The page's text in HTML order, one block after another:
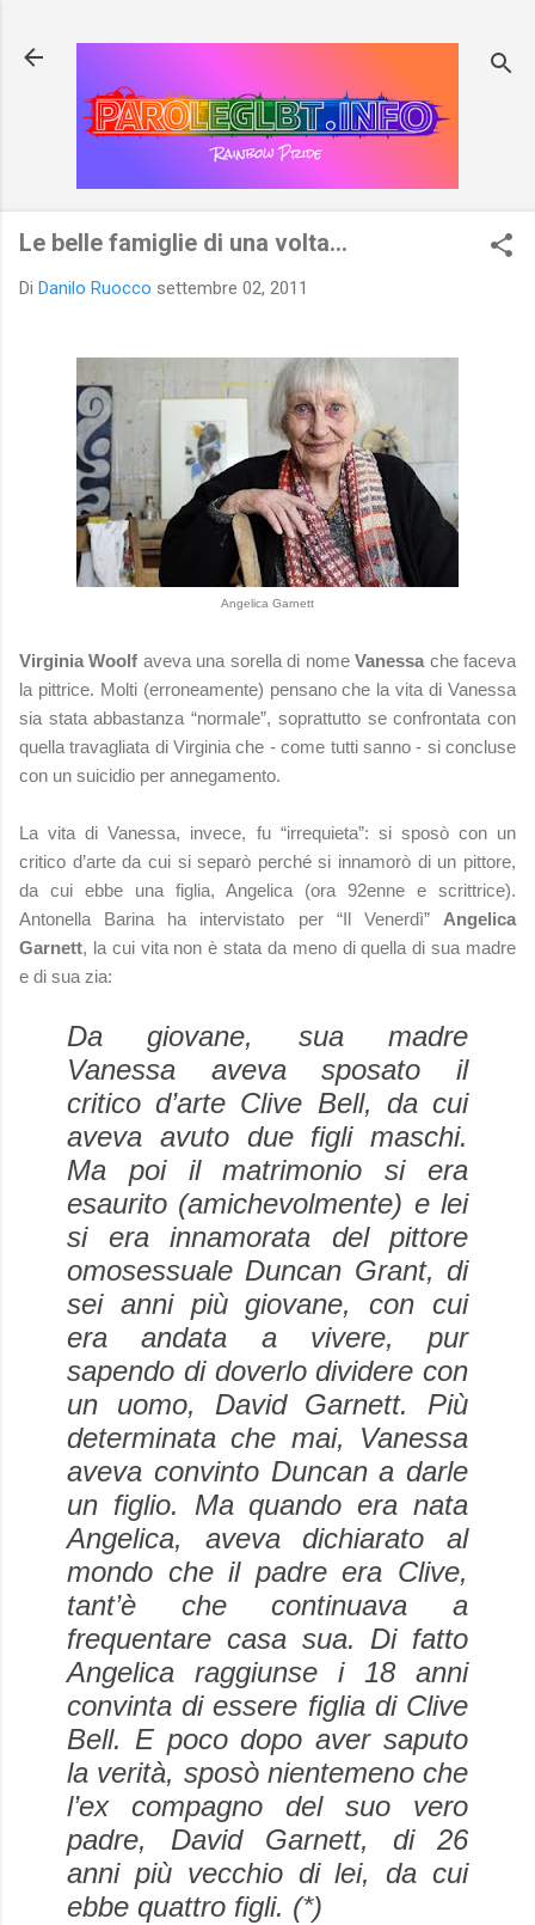
Le belle famiglie di una volta...
Di Danilo Ruocco settembre 02, 2011
Angelica Garnett
Virginia Woolf aveva una sorella di nomeVanessa che faceva
la pittrice. Molti (erroneamente) pensano che la vita di Vanessa
sia stata abbastanza “normale”, soprattutto se confrontata con
quella travagliata di Virginia che - come tutti sanno - si concluse
con un suicidio per annegamento.
La vita di Vanessa, invece, fu “irrequieta”: si sposò con un
critico d’arte da cui si separò perché si innamorò di un pittore,
da cui ebbe una figlia, Angelica (ora 92enne e scrittrice).
Antonella Barina ha intervistato per “Il Venerdì” Angelica
Garnett, la cui vita non è stata da meno di quella di sua madre
e di sua zia:
Da giovane, sua madre
Vanessa aveva sposato il
critico d’arte Clive Bell, da cui
aveva avuto due figli maschi.
Ma poi il matrimonio si era
esaurito (amichevolmente) e lei
si era innamorata del pittore
omosessualeDuncan Grant, di
sei anni più giovane, con cui
era andata a vivere, pur
sapendo di doverlo dividere con
un uomo, David Garnett. Più
determinata che mai, Vanessa
aveva convinto Duncan a darle
un figlio. Ma quando era nata
Angelica, aveva dichiarato al
mondo che il padre era Clive,
tant’è che continuava a
frequentare casa sua. Di fatto
Angelica raggiunse i 18 anni
convinta di essere figlia di Clive
Bell. E poco dopo aver saputo
la verità, sposò nientemeno che
l’ex compagno del suo vero
padre, David Garnett, di 26
anni più vecchio di lei, da cui
ebbe quattro figli. (*)